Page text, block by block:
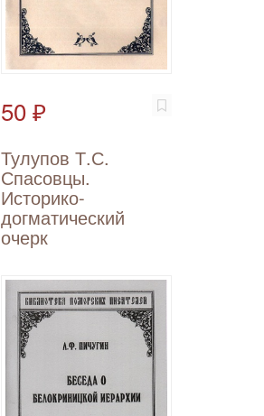
50 ₽
Тулупов Т.С.
Спасовцы.
Историко-
догматический
очерк